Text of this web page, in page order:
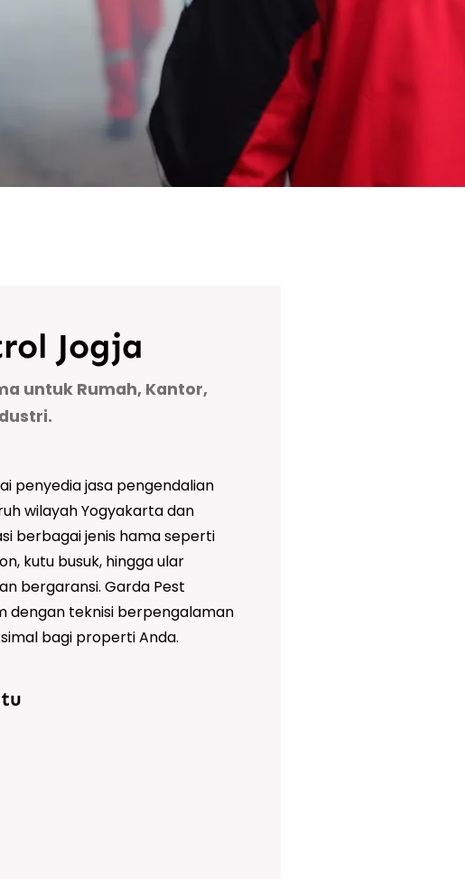
Jogja
untuk Rumah, Kantor,
penyedia jasa pengendalian
wilayah Yogyakarta dan
berbagai jenis hama seperti
kutu busuk, hingga ular
bergaransi. Garda Pest
dengan teknisi berpengalaman
bagi properti Anda.